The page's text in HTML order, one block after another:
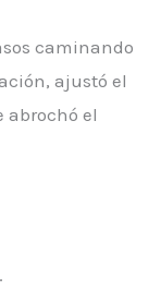
caminando
ajustó el
abrochó el